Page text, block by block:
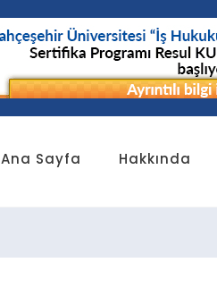
Ana Sayfa Hakkında